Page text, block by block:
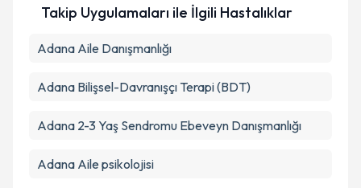
Takip Uygulamaları ile İlgili Hastalıklar
Adana Aile Danışmanlığı
Adana Bilişsel-Davranışçı Terapi (BDT)
Adana 2-3 Yaş Sendromu Ebeveyn Danışmanlığı
Adana Aile psikolojisi